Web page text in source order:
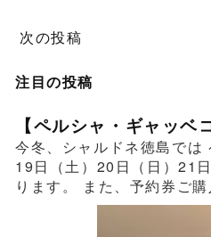
次の投稿
注目の投稿
【ペルシャ・ギャッベ
今冬、シャルドネ徳島で
19日（土）20日（日）21
ります。 また、予約券ご